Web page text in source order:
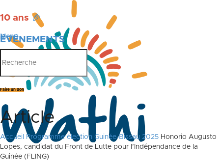
10 ans 🎉
ÉVÉNEMENTS
PUBLICATIONS
Menu
Faire un don
Article
Accueil Programme élection Guinée-Bissau 2025 Honorio Augusto
Lopes, candidat du Front de Lutte pour l’Indépendance de la
Guinée (FLING)